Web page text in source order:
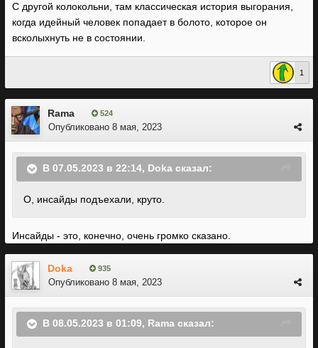
С другой колокольни, там классическая история выгорания,
когда идейный человек попадает в болото, которое он
всколыхнуть не в состоянии.
1
Rama 524
Опубликовано 8 мая, 2023
В 07.05.2023 в 22:14, Doka сказал:
О, инсайды подъехали, круто.
Инсайды - это, конечно, очень громко сказано.
Doka 935
Опубликовано 8 мая, 2023
В 08.05.2023 в 01:09, Rama сказал: